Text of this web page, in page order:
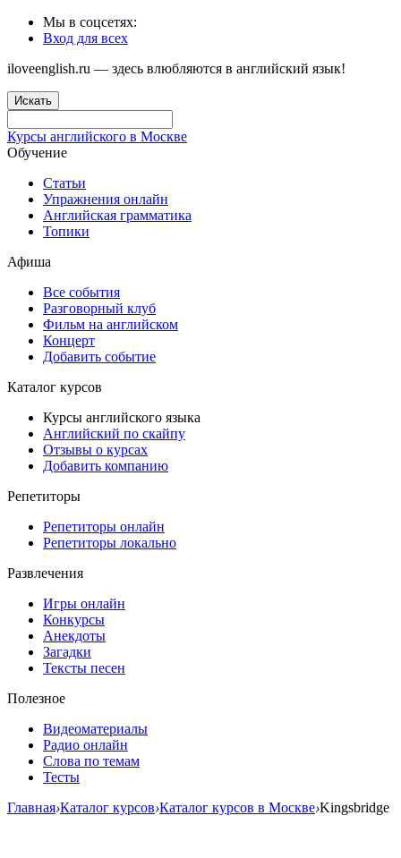
Мы в соцсетях:
Вход для всех
iloveenglish.ru — здесь влюбляются в английский язык!
Искать
Курсы английского в Москве
Обучение
Статьи
Упражнения онлайн
Английская грамматика
Топики
Афиша
Все события
Разговорный клуб
Фильм на английском
Концерт
Добавить событие
Каталог курсов
Курсы английского языка
Английский по скайпу
Отзывы о курсах
Добавить компанию
Репетиторы
Репетиторы онлайн
Репетиторы локально
Развлечения
Игры онлайн
Конкурсы
Анекдоты
Загадки
Тексты песен
Полезное
Видеоматериалы
Радио онлайн
Слова по темам
Тесты
Главная›Каталог курсов›Каталог курсов в Москве›Kingsbridge